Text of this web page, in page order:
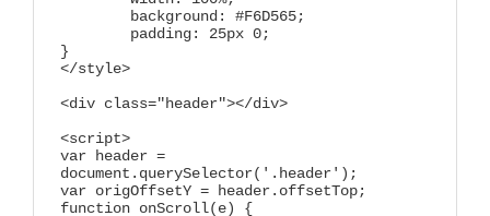
}
</style>
<div class="header"></div>
<script>
var header =
document.querySelector('.header');
var origOffsetY = header.offsetTop;
function onScroll(e) {